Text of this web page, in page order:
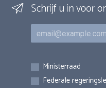
Schrijf u in voor
E-mail
Inschrijvingen
Ministerraad
Federale